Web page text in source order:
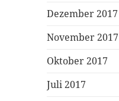
Dezember 2017
November 2017
Oktober 2017
Juli 2017